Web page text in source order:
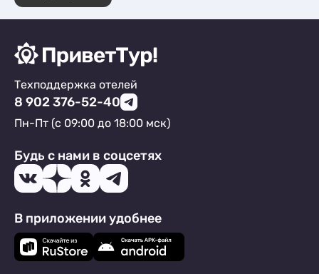
Техподдержка отелей
8 902 376-52-40
Пн-Пт (с 09:00 до 18:00 мск)
Будь с нами в соцсетях
В приложении удобнее